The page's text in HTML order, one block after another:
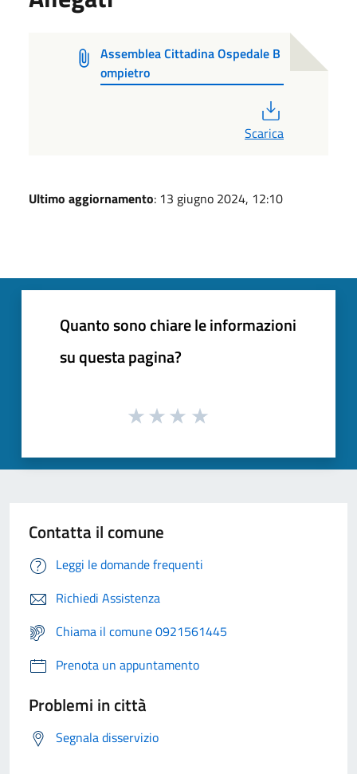
Assemblea Cittadina Ospedale B
ompietro
Scarica
Ultimo aggiornamento: 13 giugno 2024, 12:10
Quanto sono chiare le informazioni
su questa pagina?
Contatta il comune
Leggi le domande frequenti
Richiedi Assistenza
Chiama il comune 0921561445
Prenota un appuntamento
Problemi in città
Segnala disservizio